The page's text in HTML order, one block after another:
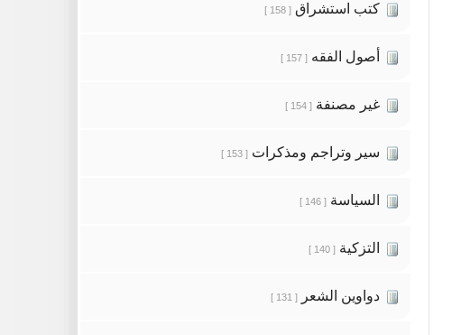
كتب استشراق [ 158 ]
أصول الفقه [ 157 ]
غير مصنفة [ 154 ]
سير وتراجم ومذكرات [ 153 ]
السياسة [ 146 ]
التزكية [ 140 ]
دواوين الشعر [ 131 ]